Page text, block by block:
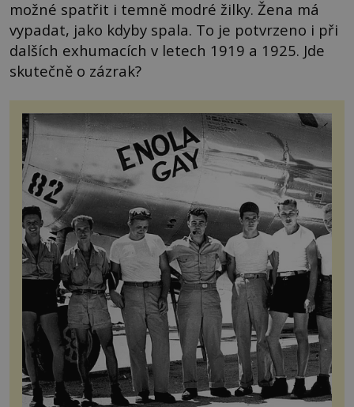
možné spatřit i temně modré žilky. Žena má
vypadat, jako kdyby spala. To je potvrzeno i při
dalších exhumacích v letech 1919 a 1925. Jde
skutečně o zázrak?